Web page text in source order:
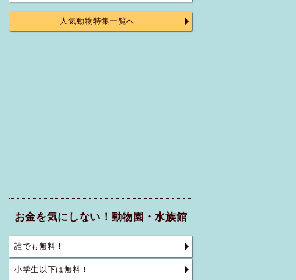
人気動物特集一覧へ
お金を気にしない！動物園・水族館
誰でも無料！
小学生以下は無料！